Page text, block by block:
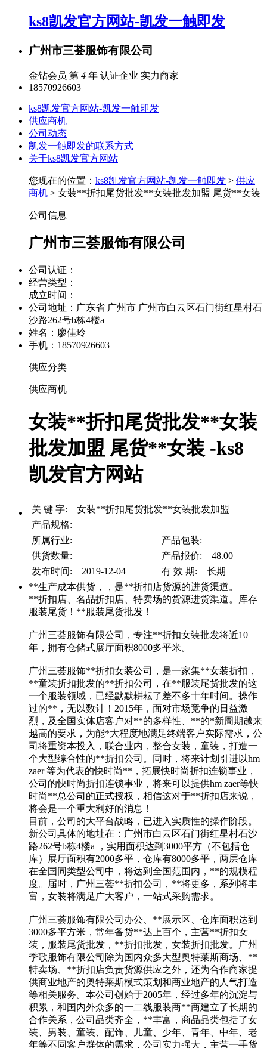
ks8凯发官方网站-凯发一触即发
广州市三荟服饰有限公司
金钻会员 第 4 年 认证企业 实力商家
18570926603
ks8凯发官方网站-凯发一触即发
供应商机
公司动态
凯发一触即发的联系方式
关于ks8凯发官方网站
您现在的位置： ks8凯发官方网站-凯发一触即发 > 供应
商机 > 女装**折扣尾货批发**女装批发加盟 尾货**女装
公司信息
广州市三荟服饰有限公司
公司认证：
经营类型：
成立时间：
公司地址： 广东省 广州市 广州市白云区石门街红星村石
沙路262号b栋4楼a
姓名：廖佳玲
手机：18570926603
供应分类
供应商机
女装**折扣尾货批发**女装
批发加盟 尾货**女装 -ks8
凯发官方网站
关 键 字: 女装**折扣尾货批发**女装批发加盟
产品规格:
所属行业:
产品包装:
供货数量:
产品报价: 48.00
发布时间: 2019-12-04
有 效 期: 长期
**生产成本供货，，是**折扣店货源的进货渠道。
**折扣店、名品折扣店、特卖场的货源进货渠道。库存
服装尾货！**服装尾货批发！
广州三荟服饰有限公司，专注**折扣女装批发将近10
年，拥有仓储式展厅面积8000多平米。
广州三荟服饰**折扣女装公司，是一家集**女装折扣，
**童装折扣批发的**折扣公司，在**服装尾货批发的这
一个服装领域，已经默默耕耘了差不多十年时间。操作
过的**，无以数计！2015年，面对市场竞争的日益激
烈，及全国实体店客户对**的多样性、**的*新周期越来
越高的要求，为能*大程度地满足终端客户实际需求，公
司将重资本投入，联合业内，整合女装，童装，打造一
个大型综合性的**折扣公司。同时，将来计划引进以hm
zaer 等为代表的快时尚**，拓展快时尚折扣连锁事业，
公司的快时尚折扣连锁事业，将来可以提供hm zaer等快
时尚**总公司的正式授权，相信这对于**折扣店来说，
将会是一个重大利好的消息！
目前，公司的大平台战略，已进入实质性的操作阶段。
新公司具体的地址在：广州市白云区石门街红星村石沙
路262号b栋4楼a ，实用面积达到3000平方（不包括仓
库）展厅面积有2000多平，仓库有8000多平，两层仓库
在全国同类型公司中，将达到全国范围内，**的规模程
度。届时，广州三荟**折扣公司，**将更多，系列将丰
富，女装将满足广大客户，一站式采购需求。
广州三荟服饰有限公司办公、**展示区、仓库面积达到
3000多平方米，常年备货**达上百个，主营**折扣女
装，服装尾货批发，**折扣批发，女装折扣批发。广州
季歌服饰有限公司除为国内众多大型奥特莱斯商场、**
特卖场、**折扣店负责货源供应之外，还为合作商家提
供商业地产的奥特莱斯模式策划和商业地产的人气打造
等相关服务。本公司创始于2005年，经过多年的沉淀与
积累，和国内外众多的一二线服装商**商建立了长期的
合作关系，公司品类齐全，**丰富，商品品类包括了女
装、男装、童装、配饰、儿童、少年、青年、中年、老
年等不同客户群体的需求，公司实力强大，主营一手货